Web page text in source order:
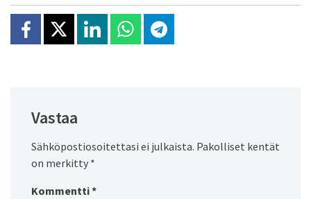
Jaa Facebookissa
Jaa X:ssäJaa Linkedinissä
Jaa Whatsappissa
Jaa Telegramissa
Vastaa
Sähköpostiosoitettasi ei julkaista. Pakolliset kentät
on merkitty *
Kommentti*